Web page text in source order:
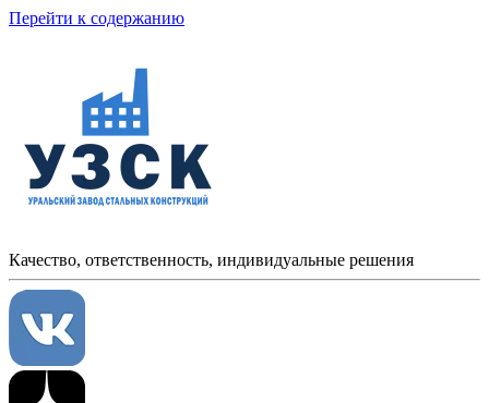
Перейти к содержанию
Качество, ответственность, индивидуальные решения